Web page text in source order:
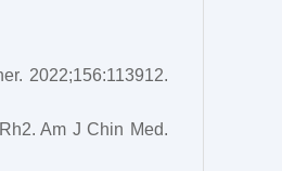
2022;156:113912.
Am J Chin Med.